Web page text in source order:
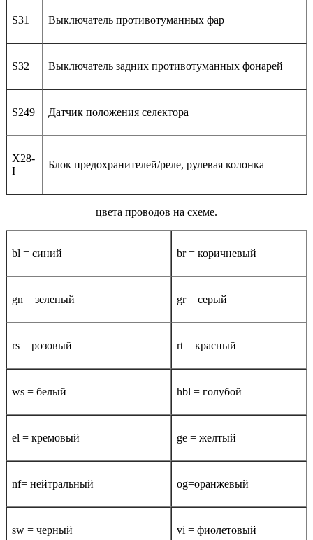
S31 Выключатель противотуманных фар
S32 Выключатель задних противотуманных фонарей
S249 Датчик положения селектора
X28-
I
Блок предохранителей/реле, рулевая колонка
цвета проводов на схеме.
bl = синий br = коричневый
gn = зеленый gr = серый
rs = розовый rt = красный
ws = белый hbl = голубой
el = кремовый ge = желтый
nf= нейтральный og=оранжевый
sw = черный vi = фиолетовый